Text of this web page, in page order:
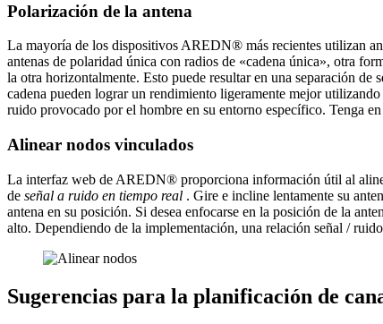
Polarización de la antena
La mayoría de los dispositivos AREDN® más recientes utilizan
antenas de polaridad única con radios de «cadena única», otra
la otra horizontalmente. Esto puede resultar en una separación
cadena pueden lograr un rendimiento ligeramente mejor
ruido provocado por el hombre en su entorno específico. Tenga
Alinear nodos vinculados
La interfaz web de AREDN® proporciona información útil al
de señal a ruido en tiempo real . Gire e incline lentamente su
antena en su posición. Si desea enfocarse en la posición de la
alto. Dependiendo de la implementación, una relación señal /
Sugerencias para la planificación de